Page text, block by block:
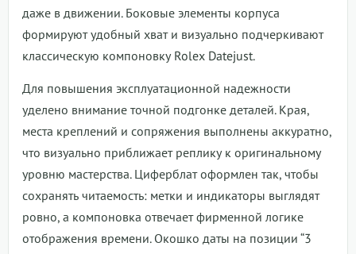
даже в движении. Боковые элементы корпуса
формируют удобный хват и визуально подчеркивают
классическую компоновку Rolex Datejust.
Для повышения эксплуатационной надежности
уделено внимание точной подгонке деталей. Края,
места креплений и сопряжения выполнены аккуратно,
что визуально приближает реплику к оригинальному
уровню мастерства. Циферблат оформлен так, чтобы
сохранять читаемость: метки и индикаторы выглядят
ровно, а компоновка отвечает фирменной логике
отображения времени. Окошко даты на позиции “3